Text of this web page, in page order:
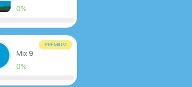
0%
PRÉMIUM
Mix 9
0%